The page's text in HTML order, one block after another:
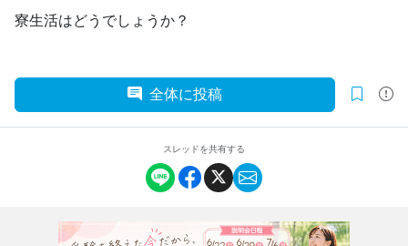
寮生活はどうでしょうか？
全体に投稿
スレッドを共有する